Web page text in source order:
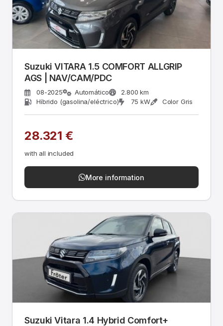
Suzuki VITARA 1.5 COMFORT ALLGRIP
AGS | NAV/CAM/PDC
08-2025 Automático
2.800 km
Híbrido (gasolina/eléctrico)
75 kW Color Gris
28.321 €
with all included
More information
Suzuki Vitara 1.4 Hybrid Comfort+